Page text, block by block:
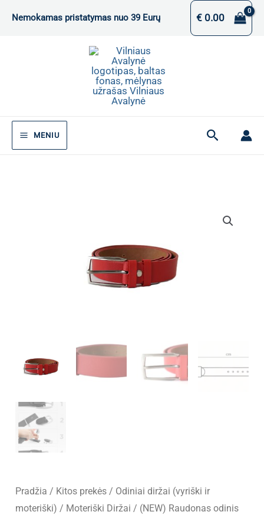
Nemokamas pristatymas nuo 39 Eurų €0.00
MENIU Paieška
Pradžia / Kitos prekės / Odiniai diržai (vyriški ir
moteriški) / Moteriški Diržai / (NEW) Raudonas odinis